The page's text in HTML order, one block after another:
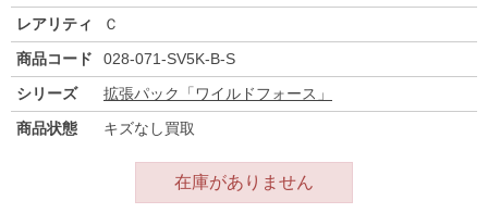
レアリティ
Ｃ
商品コード
028-071-SV5K-B-S
シリーズ
拡張パック「ワイルドフォース」
商品状態
キズなし買取
在庫がありません